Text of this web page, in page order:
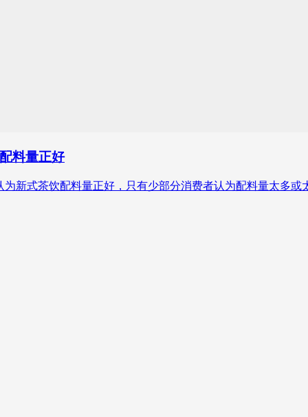
料量正好
为新式茶饮配料量正好，只有少部分消费者认为配料量太多或